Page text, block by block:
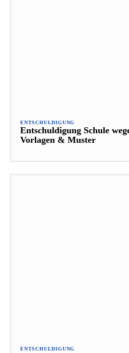
ENTSCHULDIGUNG
Entschuldigung Schule
Vorlagen & Muster
ENTSCHULDIGUNG